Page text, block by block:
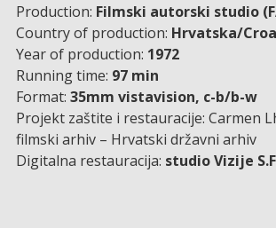
Production: Filmski autorski studio
Country of production: Hrvatska/
Year of production: 1972
Running time: 97 min
Format: 35mm vistavision, c-b/b-w
Projekt zaštite i restauracije: Carmen
filmski arhiv – Hrvatski državni arhiv
Digitalna restauracija: studio Vizije